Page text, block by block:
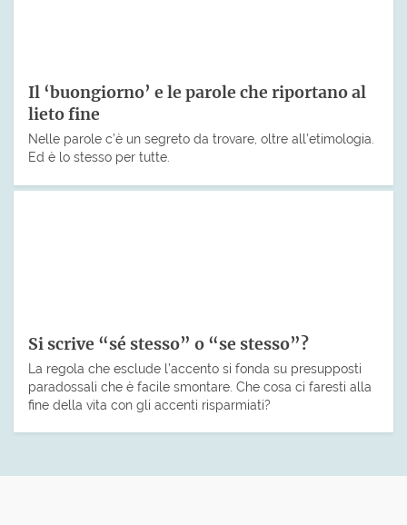
Il ‘buongiorno’ e le parole che riportano al
lieto fine
Nelle parole c’è un segreto da trovare, oltre all’etimologia.
Ed è lo stesso per tutte.
Si scrive “sé stesso” o “se stesso”?
La regola che esclude l’accento si fonda su presupposti
paradossali che è facile smontare. Che cosa ci faresti alla
fine della vita con gli accenti risparmiati?